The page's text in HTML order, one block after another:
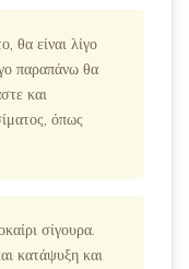
θα είναι λίγο
παραπάνω θα
και
όπως
σίγουρα.
κατάψυξη και